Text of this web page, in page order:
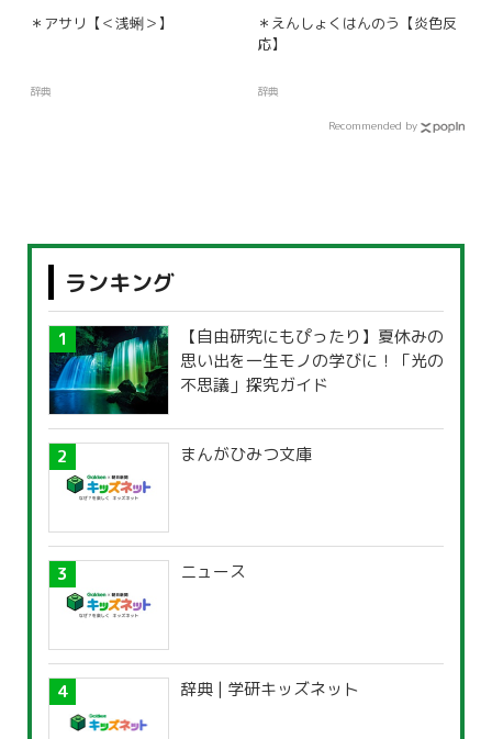
＊アサリ【＜浅蜊＞】
辞典
＊えんしょくはんのう【炎色反
応】
辞典
Recommended by
ランキング
【自由研究にもぴったり】夏休みの
思い出を一生モノの学びに！「光の
不思議」探究ガイド
まんがひみつ文庫
ニュース
辞典 | 学研キッズネット